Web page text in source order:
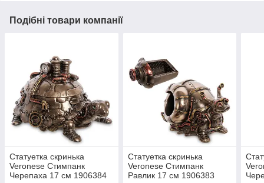
Подібні товари компанії
Статуетка скринька
Veronese Стимпанк
Черепаха 17 см 1906384
Статуетка скринька
Veronese Стимпанк
Равлик 17 см 1906383